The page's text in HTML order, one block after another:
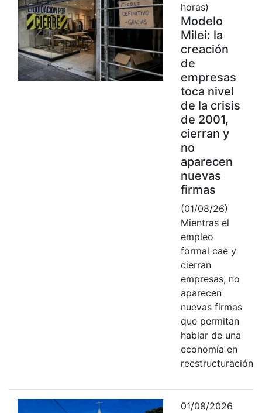
horas)
Modelo
Milei: la
creación
de
empresas
toca nivel
de la crisis
de 2001,
cierran y
no
aparecen
nuevas
firmas
(01/08/26)
Mientras el
empleo
formal cae y
cierran
empresas, no
aparecen
nuevas firmas
que permitan
hablar de una
economía en
reestructuración
01/08/2026